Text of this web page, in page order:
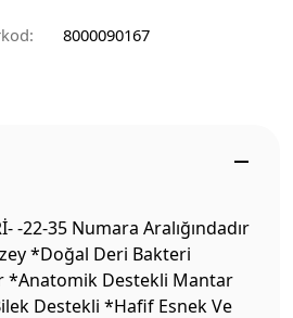
8000090167
-22-35 Numara Aralığındadır
*Doğal Deri Bakteri
*Anatomik Destekli Mantar
Destekli *Hafif Esnek Ve